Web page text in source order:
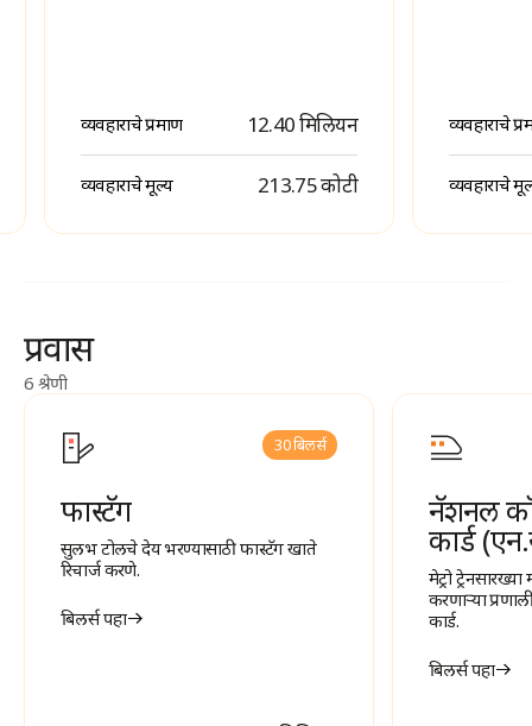
व्यवहाराचे प्रमाण 12.40 मिलियन
व्यवहाराचे मूल्य ₹ 213.75 कोटी
व्यवहाराचे
व्यवहाराचे
प्रवास
6 श्रेणी
30 बिलर्स
फास्टॅग
सुलभ टोलचे देय भरण्यासाठी फास्टॅग खाते
रिचार्ज करणे.
बिलर्स पहा
नॅशनल
कार्ड
मेट्रो
करणाऱ्या
कार्ड.
बिलर्स पहा